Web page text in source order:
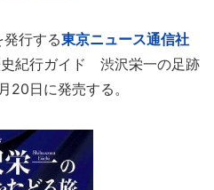
行する東京ニュース通信社
史紀行ガイド 渋沢栄一の足跡
20日に発売する。